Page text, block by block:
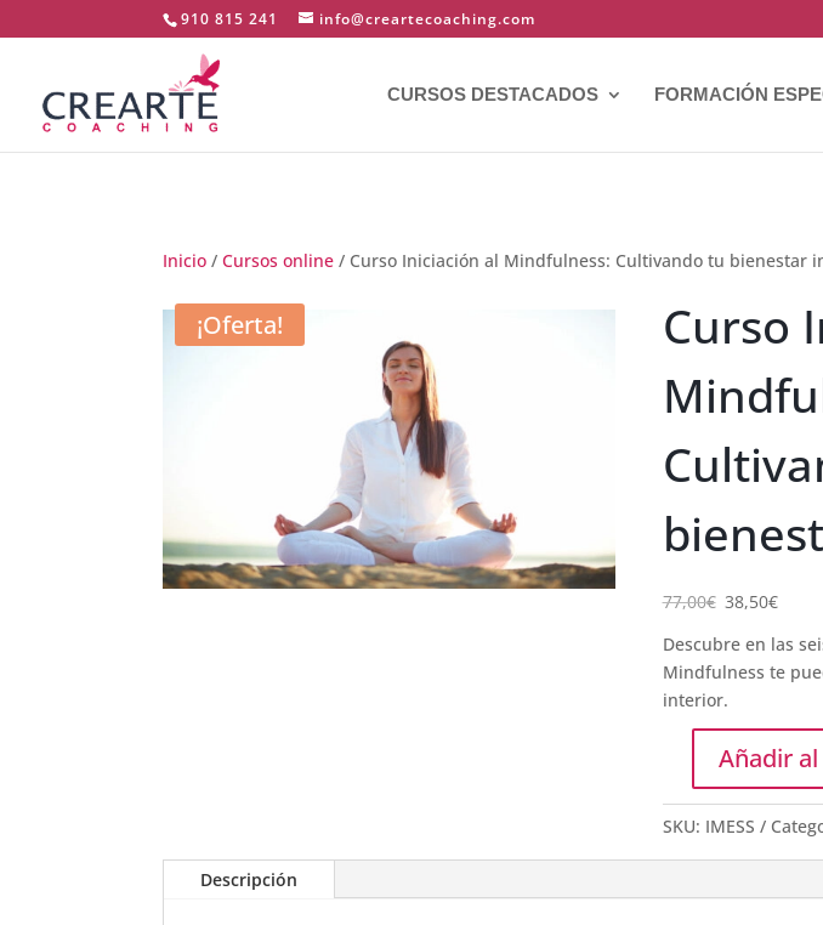
910 815 241 info@creartecoaching.com
CURSOS DESTACADOS FORMACIÓN
Inicio /Cursos online / Curso Iniciación al Mindfulness: Cultivando tu bienestar
¡Oferta!
Curso
77,00€ El
precio
era:
77,00€.
38,50€El
es:
Descubre en las
Mindfulness te
interior.
Iniciación
al
Mindfulness:
Añadir
SKU: IMESS
Descripción